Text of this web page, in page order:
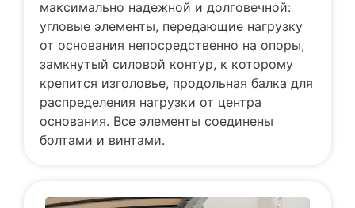
максимально надежной и долговечной:
угловые элементы, передающие нагрузку
от основания непосредственно на опоры,
замкнутый силовой контур, к которому
крепится изголовье, продольная балка для
распределения нагрузки от центра
основания. Все элементы соединены
болтами и винтами.